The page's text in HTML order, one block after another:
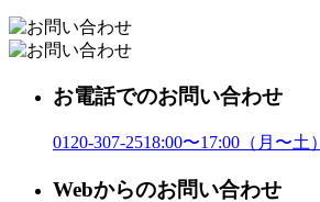
お電話でのお問い合わせ
0120-307-2518:00〜17:00（月〜土）
Webからのお問い合わせ